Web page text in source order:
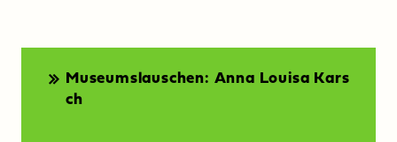
Museumslauschen: Anna Louisa Kars
ch